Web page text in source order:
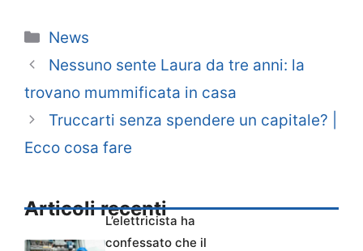
Categorie
News
Nessuno sente Laura da tre anni: la
trovano mummificata in casa
Truccarti senza spendere un capitale? |
Ecco cosa fare
Articoli recenti
L’elettricista ha
confessato che il